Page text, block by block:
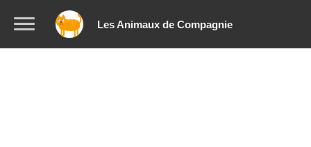
Les Animaux de Compagnie